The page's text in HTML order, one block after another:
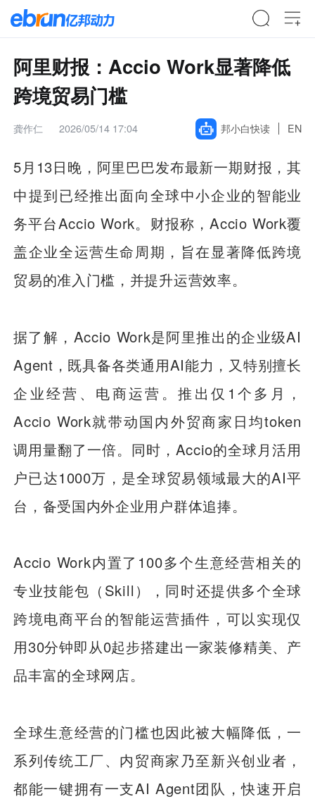
阿里财报：Accio Work显著降低
跨境贸易门槛
龚作仁 2026/05/14 17:04 邦小白快读 EN
5月13日晚，阿里巴巴发布最新一期财报，其
中提到已经推出面向全球中小企业的智能业
务平台Accio Work。财报称，Accio Work覆
盖企业全运营生命周期，旨在显著降低跨境
贸易的准入门槛，并提升运营效率。
据了解，Accio Work是阿里推出的企业级AI
Agent，既具备各类通用AI能力，又特别擅长
企业经营、电商运营。推出仅1个多月，
Accio Work就带动国内外贸商家日均token
调用量翻了一倍。同时，Accio的全球月活用
户已达1000万，是全球贸易领域最大的AI平
台，备受国内外企业用户群体追捧。
Accio Work内置了100多个生意经营相关的
专业技能包（Skill），同时还提供多个全球
跨境电商平台的智能运营插件，可以实现仅
用30分钟即从0起步搭建出一家装修精美、产
品丰富的全球网店。
全球生意经营的门槛也因此被大幅降低，一
系列传统工厂、内贸商家乃至新兴创业者，
都能一键拥有一支AI Agent团队，快速开启